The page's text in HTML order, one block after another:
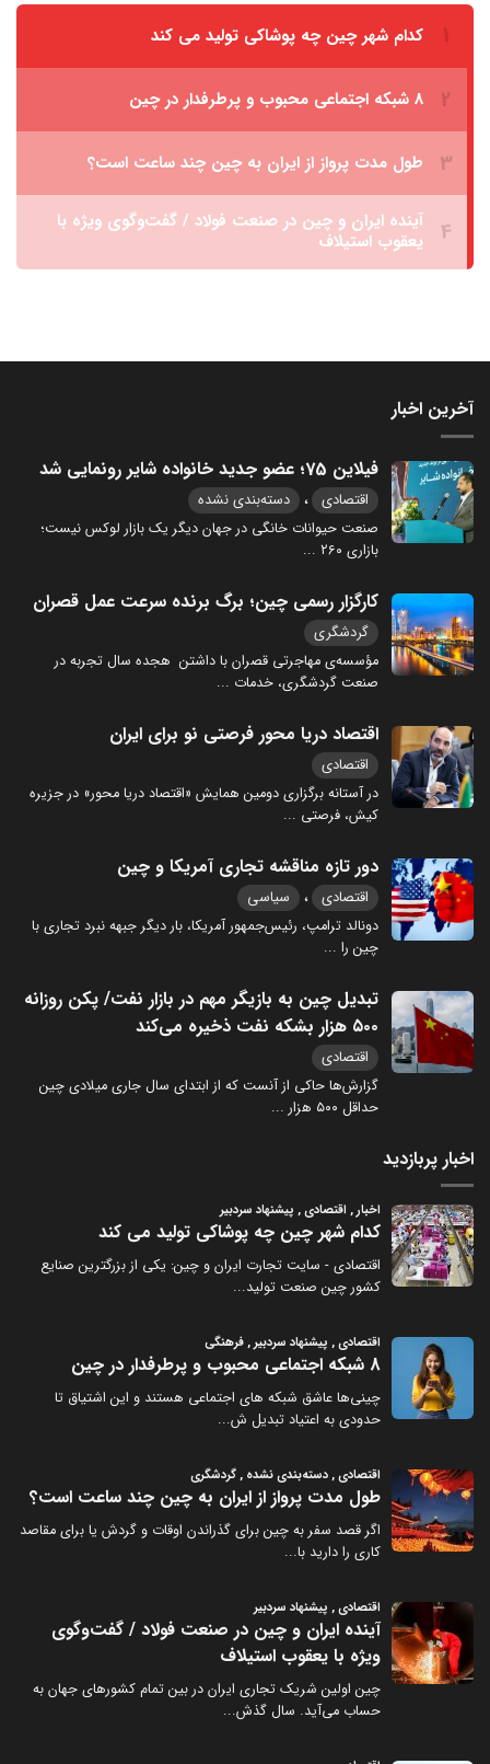
آخرین اخبار
فیلاین 75؛ عضو جدید خانواده شایر رونمایی شد
اقتصادی ، دسته‌بندی نشده
صنعت حیوانات خانگی در جهان دیگر یک بازار لوکس نیست؛
بازاری ۲۶۰
...
کارگزار رسمی چین؛ برگ برنده سرعت عمل قصران
گردشگری
مؤسسه‌ی مهاجرتی قصران با داشتن هجده سال تجربه در
صنعت گردشگری، خدمات ...
اقتصاد دریا محور فرصتی نو برای ایران
اقتصادی
در آستانه برگزاری دومین همایش «اقتصاد دریا محور» در جزیره
کیش، فرصتی ...
دور تازه مناقشه تجاری آمریکا و چین
اقتصادی ، سیاسی
دونالد ترامپ، رئیس‌جمهور آمریکا، بار دیگر جبهه نبرد تجاری با
چین را ...
تبدیل چین به بازیگر مهم در بازار نفت/ پکن روزانه
۵۰۰ هزار بشکه نفت ذخیره می‌کند
اقتصادی
گزارش‌ها حاکی از آنست که از ابتدای سال جاری میلادی چین
حداقل ۵۰۰ هزار
...
اخبار پربازدید